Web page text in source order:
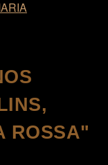
ROSSA"